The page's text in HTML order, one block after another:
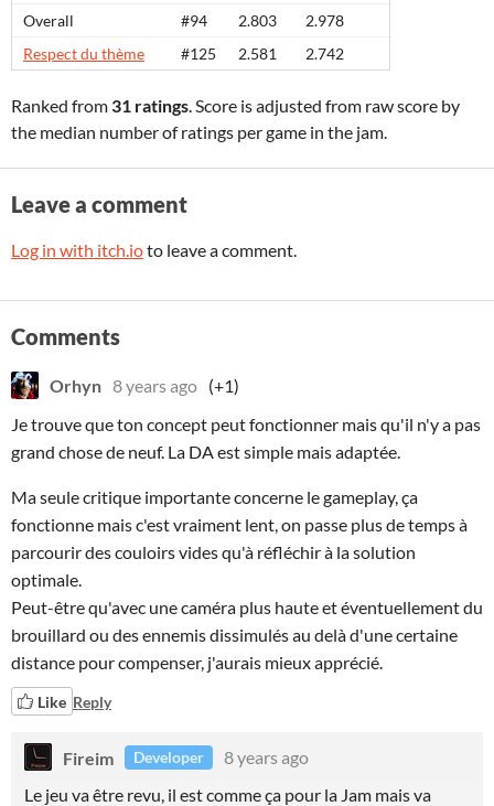
Overall
#94 2.803
2.978
Respect du thème
#125 2.581 2.742
Ranked from 31 ratings. Score is adjusted from raw score by
the median number of ratings per game in the jam.
Leave a comment
Log in with itch.ioto leave a comment.
Comments
Orhyn 8 years ago (+1)
Je trouve que ton concept peut fonctionner mais qu'il n'y a pas
grand chose de neuf. La DA est simple mais adaptée.
Ma seule critique importante concerne le gameplay, ça
fonctionne mais c'est vraiment lent, on passe plus de temps à
parcourir des couloirs vides qu'à réfléchir à la solution
optimale.
Peut-être qu'avec une caméra plus haute et éventuellement du
brouillard ou des ennemis dissimulés au delà d'une certaine
distance pour compenser, j'aurais mieux apprécié.
Like Reply
Fireim Developer
8 years ago
Le jeu va être revu, il est comme ça pour la Jam mais va